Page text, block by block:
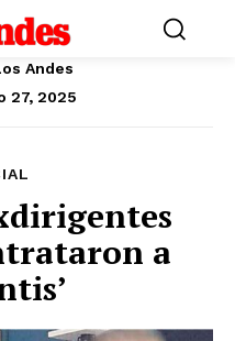
Andes
27, 2025
a